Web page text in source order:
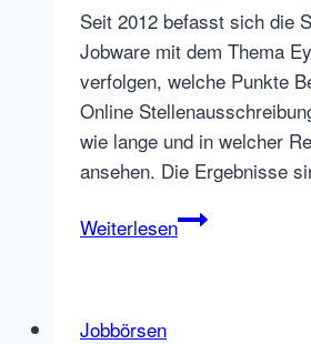
Seit 2012 befasst sich die
Jobware mit dem Thema
verfolgen, welche Punkte
Online
wie lange und in welcher
ansehen. Die Ergebnisse
WeiterlesenEye-
Jobbörsen